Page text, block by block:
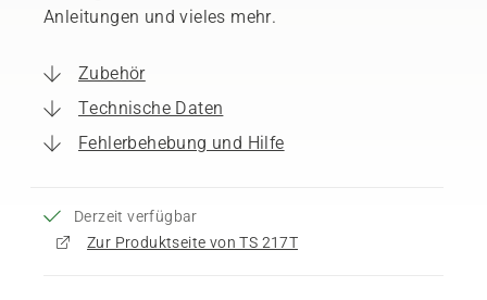
Anleitungen und vieles mehr.
Zubehör
Technische Daten
Fehlerbehebung und Hilfe
Derzeit verfügbar
Zur Produktseite von TS 217T